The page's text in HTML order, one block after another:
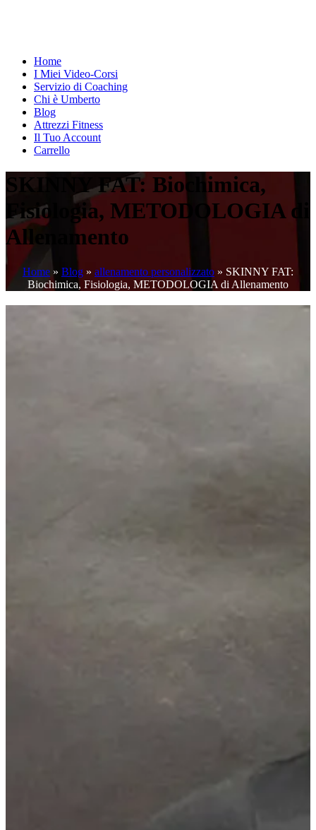
Home
I Miei Video-Corsi
Servizio di Coaching
Chi è Umberto
Blog
Attrezzi Fitness
Il Tuo Account
Carrello
SKINNY FAT: Biochimica,
Fisiologia, METODOLOGIA di
Allenamento
Home » Blog » allenamento personalizzato » SKINNY FAT:
Biochimica, Fisiologia, METODOLOGIA di Allenamento